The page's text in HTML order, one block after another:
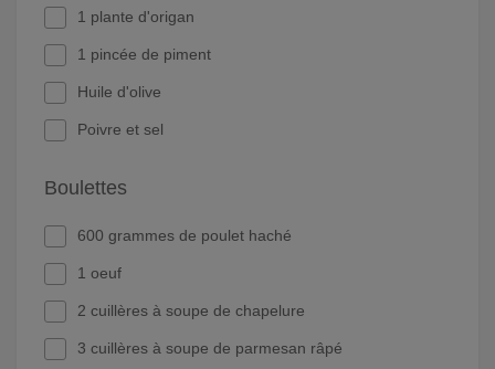
1 plante d'origan
1 pincée de piment
Huile d'olive
Poivre et sel
Boulettes
600 grammes de poulet haché
1 oeuf
2 cuillères à soupe de chapelure
3 cuillères à soupe de parmesan râpé